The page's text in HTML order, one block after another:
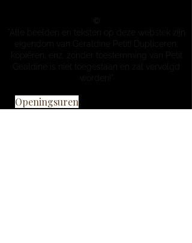
©
eigendom van Geraldine Petit! Dupliceren,
kopiëren, enz, zonder toestemming van Petit
Openingsuren